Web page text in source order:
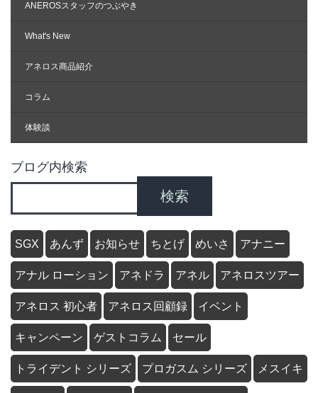
ANEROSスタッフのつぶやき
What's New
アネロス商品紹介
コラム
体験談
ブログ内検索
検索
SGX あんず お知らせ ちとげ めいさ アナニー
アナル ローション アネドラ アネル アネロスツアー
アネロス 初心者 アネロス回顧録 イベント
キャンペーン ゲストコラム セール
トライデント シリーズ プロガスム シリーズ メスイキ